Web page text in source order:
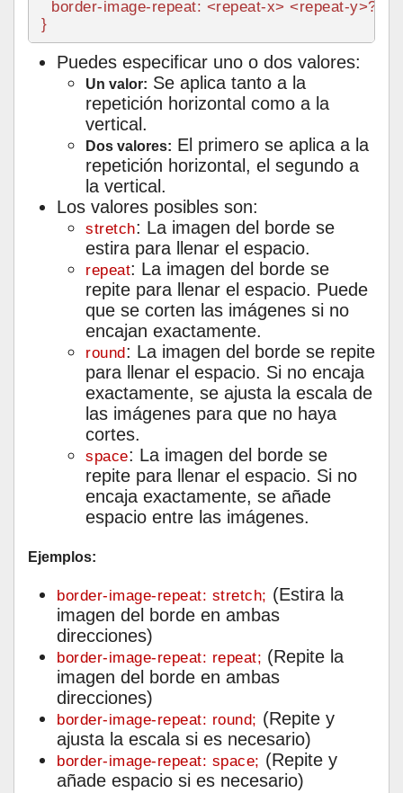
border-image-repeat: <repeat-x> <repeat-y>?;
Puedes especificar uno o dos valores:
Un valor: Se aplica tanto a la
repetición horizontal como a la
vertical.
Dos valores: El primero se aplica a la
repetición horizontal, el segundo a
la vertical.
Los valores posibles son:
stretch: La imagen del borde se
estira para llenar el espacio.
repeat: La imagen del borde se
repite para llenar el espacio. Puede
que se corten las imágenes si no
encajan exactamente.
round: La imagen del borde se repite
para llenar el espacio. Si no encaja
exactamente, se ajusta la escala de
las imágenes para que no haya
cortes.
space: La imagen del borde se
repite para llenar el espacio. Si no
encaja exactamente, se añade
espacio entre las imágenes.
Ejemplos:
border-image-repeat: stretch; (Estira la
imagen del borde en ambas
direcciones)
border-image-repeat: repeat; (Repite la
imagen del borde en ambas
direcciones)
border-image-repeat: round; (Repite y
ajusta la escala si es necesario)
border-image-repeat: space; (Repite y
añade espacio si es necesario)